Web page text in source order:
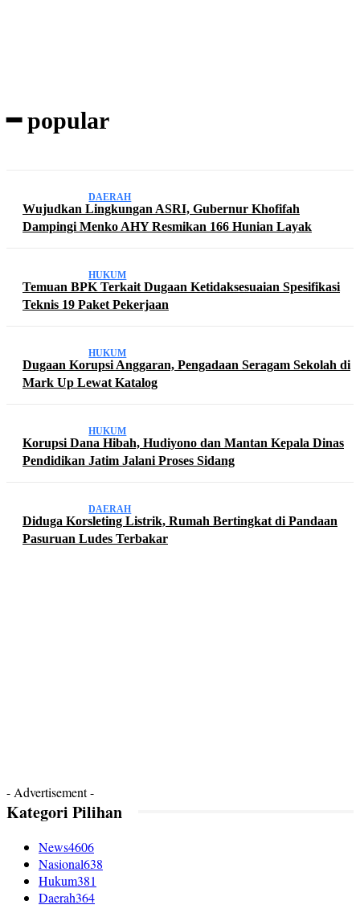
━ popular
DAERAH
Wujudkan Lingkungan ASRI, Gubernur Khofifah
Dampingi Menko AHY Resmikan 166 Hunian Layak
HUKUM
Temuan BPK Terkait Dugaan Ketidaksesuaian Spesifikasi
Teknis 19 Paket Pekerjaan
HUKUM
Dugaan Korupsi Anggaran, Pengadaan Seragam Sekolah di
Mark Up Lewat Katalog
HUKUM
Korupsi Dana Hibah, Hudiyono dan Mantan Kepala Dinas
Pendidikan Jatim Jalani Proses Sidang
DAERAH
Diduga Korsleting Listrik, Rumah Bertingkat di Pandaan
Pasuruan Ludes Terbakar
- Advertisement -
Kategori Pilihan
News4606
Nasional638
Hukum381
Daerah364